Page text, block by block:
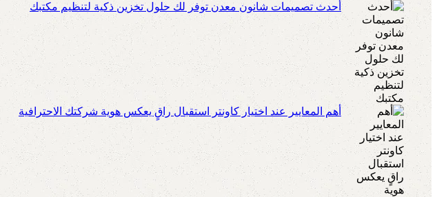
أحدث تصميمات شانون معدن توفر لك حلول تخزين ذكية لتنظيم مكتبك
أهم المعايير عند اختيار كاونتر استقبال راقٍ يعكس هوية شركتك الاحترافية